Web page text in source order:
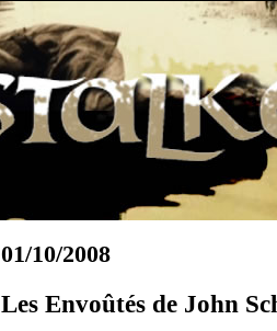
01/10/2008
Les Envoûtés de John